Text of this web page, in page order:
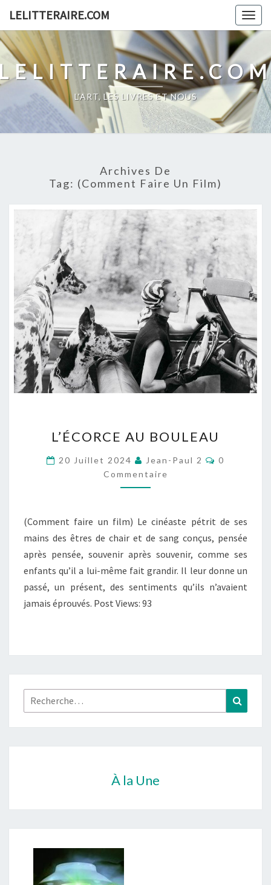
content
LELITTERAIRE.COM
L'ART, LES LIVRES ET NOUS
Archives De
Tag: (Comment Faire Un Film)
AU
BOULEAU
L’ÉCORCE AU BOULEAU
20 Juillet 2024 Jean-Paul 2
0
Commentaire
(Comment faire un film) Le cinéaste pétrit de ses
mains des êtres de chair et de sang conçus, pensée
après pensée, souvenir après souvenir, comme ses
enfants qu’il a lui-même fait grandir. Il leur donne un
passé, un présent, des sentiments qu’ils n’avaient
jamais éprouvés. Post Views: 93
Rechercher :
À la Une